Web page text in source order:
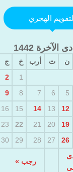
الهجري
الآخرة 1442
ن ث أرب خ ج
رجب »
1
2
5
6
7
8
9
12
13
14
15
16
19
20
21
22
23
26
27
28
29
30